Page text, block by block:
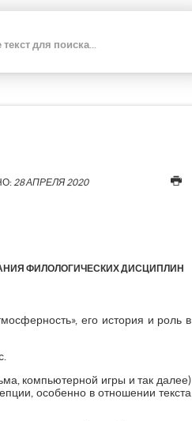
К
28 АПРЕЛЯ 2020
ФИЛОЛОГИЧЕСКИХ ДИСЦИПЛИН
его история и роль в
компьютерной игры и так далее)
особенно в отношении текста